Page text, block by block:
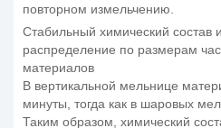
повторном измельчению.
Стабильный химический состав
распределение по размерам
материалов
В вертикальной мельнице
минуты, тогда как в шаровых
Таким образом, химический